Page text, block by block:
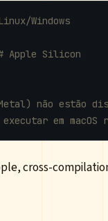
Windows
Apple Silicon
não estão
em macOS
cross-